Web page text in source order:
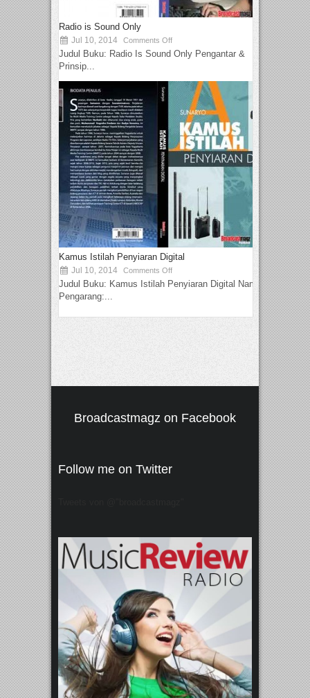
Radio is Sound Only
Jul 10, 2014 Comments Off
Judul Buku: Radio Is Sound Only Pengantar &
Prinsip...
Kamus Istilah Penyiaran Digital
Jul 10, 2014 Comments Off
Judul Buku: Kamus Istilah Penyiaran Digital Nama
Pengarang:...
Broadcastmagz on Facebook
Follow me on Twitter